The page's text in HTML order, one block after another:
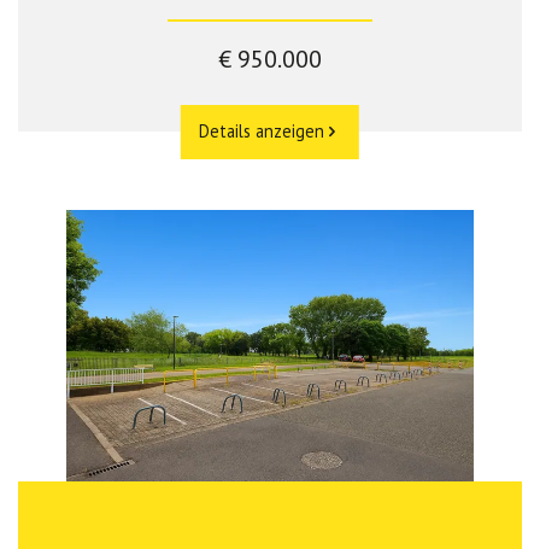
€ 950.000
Details anzeigen